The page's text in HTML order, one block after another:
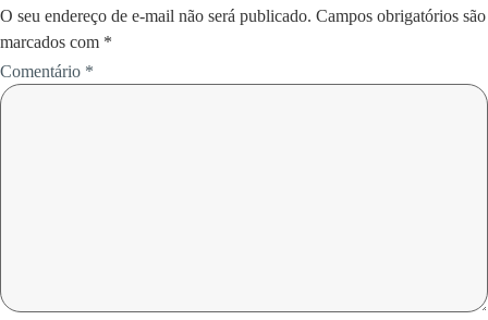
O seu endereço de e-mail não será publicado. Campos obrigatórios são
marcados com *
Comentário *